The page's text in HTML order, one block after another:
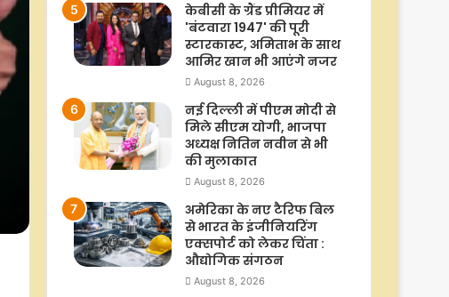
केबीसी के ग्रैंड प्रीमियर में
'बंटवारा 1947' की पूरी
स्टारकास्ट, अमिताभ के साथ
आमिर खान भी आएंगे नजर
August 8, 2026
नई दिल्ली में पीएम मोदी से
मिले सीएम योगी, भाजपा
अध्यक्ष नितिन नवीन से भी
की मुलाकात
August 8, 2026
अमेरिका के नए टैरिफ बिल
से भारत के इंजीनियरिंग
एक्सपोर्ट को लेकर चिंता :
औद्योगिक संगठन
August 8, 2026